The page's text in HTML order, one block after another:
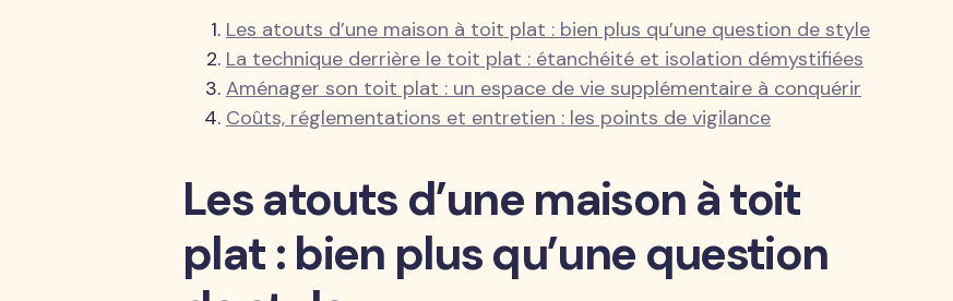
Les atouts d’une maison à toit plat : bien plus qu’une question de style
La technique derrière le toit plat : étanchéité et isolation démystifiées
Aménager son toit plat : un espace de vie supplémentaire à conquérir
Coûts, réglementations et entretien : les points de vigilance
Les atouts d’une maison à toit
plat : bien plus qu’une question